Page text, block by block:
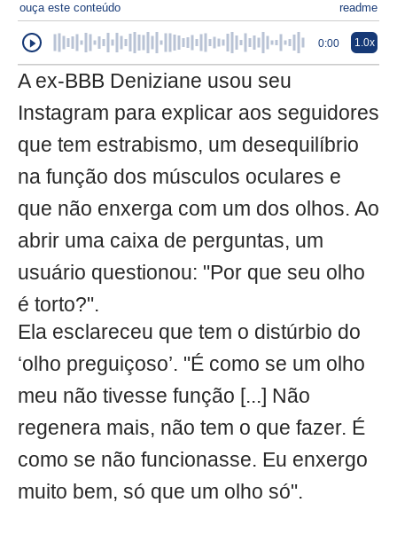
ouça este conteúdo readme
0:00 1.0x
A ex-BBB Deniziane usou seu
Instagram para explicar aos seguidores
que tem estrabismo, um desequilíbrio
na função dos músculos oculares e
que não enxerga com um dos olhos. Ao
abrir uma caixa de perguntas, um
usuário questionou: "Por que seu olho
é torto?".
Ela esclareceu que tem o distúrbio do
‘olho preguiçoso’. "É como se um olho
meu não tivesse função [...] Não
regenera mais, não tem o que fazer. É
como se não funcionasse. Eu enxergo
muito bem, só que um olho só".